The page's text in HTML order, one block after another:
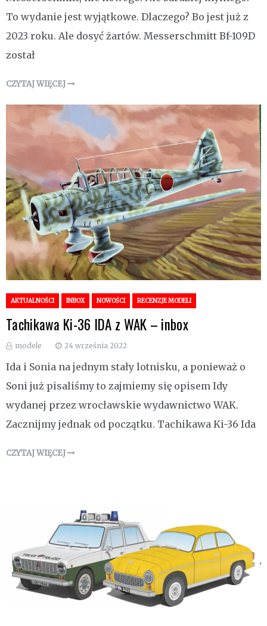
To wydanie jest wyjątkowe. Dlaczego? Bo jest już z
2023 roku. Ale dosyć żartów. Messerschmitt Bf-109D
został
CZYTAJ WIĘCEJ
AKTUALNOŚCI INBOX NOWOŚCI RECENZJE MODELI
Tachikawa Ki-36 IDA z WAK – inbox
modele 24 września 2022
Ida i Sonia na jednym stały lotnisku, a ponieważ o
Soni już pisaliśmy to zajmiemy się opisem Idy
wydanej przez wrocławskie wydawnictwo WAK.
Zacznijmy jednak od początku. Tachikawa Ki-36 Ida
CZYTAJ WIĘCEJ